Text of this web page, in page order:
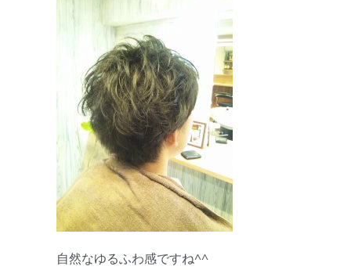
自然なゆるふわ感ですね^^